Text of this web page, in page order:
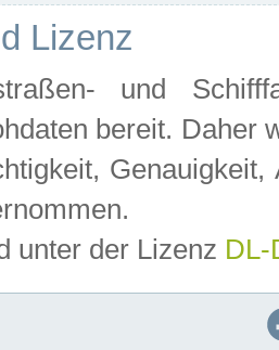
Lizenz
und
bereit. Daher
unter der Lizenz